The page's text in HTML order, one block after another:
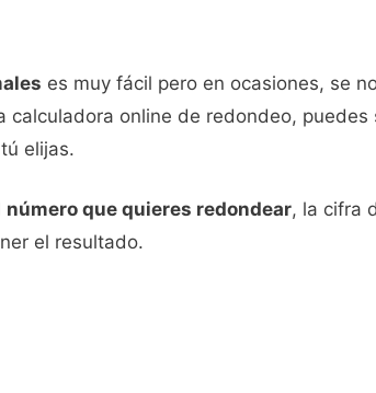
es muy fácil pero en ocasiones, se
calculadora online de redondeo,
elijas.
número que quieres redondear, la cifra
el resultado.